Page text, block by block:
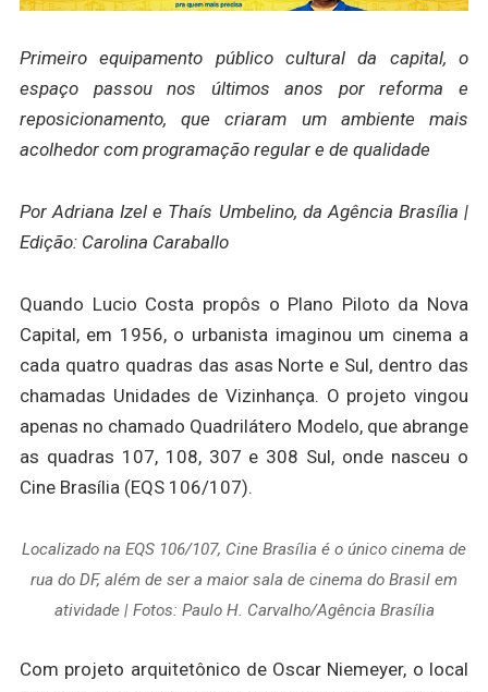
Primeiro equipamento público cultural da capital, o
espaço passou nos últimos anos por reforma e
reposicionamento, que criaram um ambiente mais
acolhedor com programação regular e de qualidade
Por Adriana Izel e Thaís Umbelino, da Agência Brasília |
Edição: Carolina Caraballo
Quando Lucio Costa propôs o Plano Piloto da Nova
Capital, em 1956, o urbanista imaginou um cinema a
cada quatro quadras das asas Norte e Sul, dentro das
chamadas Unidades de Vizinhança. O projeto vingou
apenas no chamado Quadrilátero Modelo, que abrange
as quadras 107, 108, 307 e 308 Sul, onde nasceu o
Cine Brasília (EQS 106/107).
Localizado na EQS 106/107, Cine Brasília é o único cinema de
rua do DF, além de ser a maior sala de cinema do Brasil em
atividade | Fotos: Paulo H. Carvalho/Agência Brasília
Com projeto arquitetônico de Oscar Niemeyer, o local